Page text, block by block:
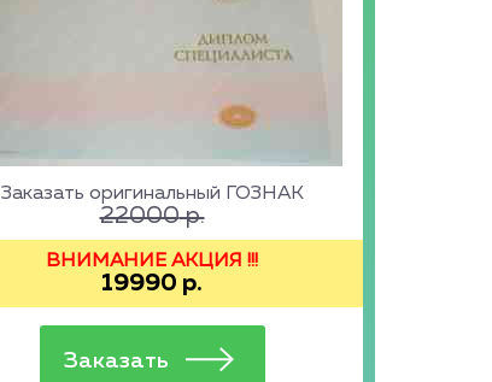
Заказать оригинальный ГОЗНАК
22000р.
ВНИМАНИЕ АКЦИЯ !!!
19990 р.